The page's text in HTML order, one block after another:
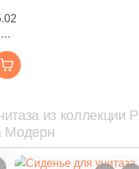
из коллекции
Модерн